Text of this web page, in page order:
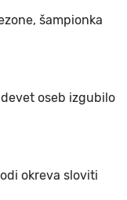
šampionka
oseb izgubilo
okreva sloviti